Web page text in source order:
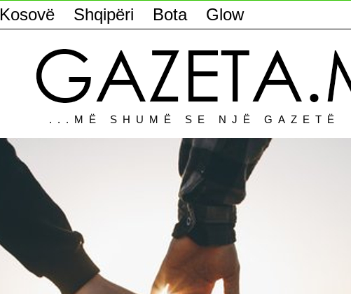
Kosovë Shqipëri Bota Glow
...MË SHUMË SE NJË GAZETË